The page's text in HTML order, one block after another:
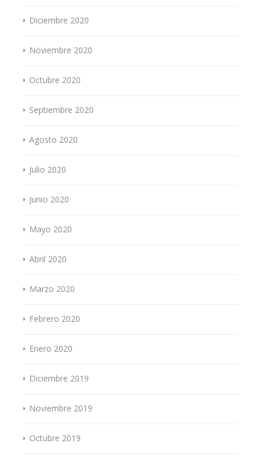
Diciembre 2020
Noviembre 2020
Octubre 2020
Septiembre 2020
Agosto 2020
Julio 2020
Junio 2020
Mayo 2020
Abril 2020
Marzo 2020
Febrero 2020
Enero 2020
Diciembre 2019
Noviembre 2019
Octubre 2019